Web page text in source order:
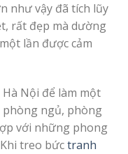
như vậy đã tích lũy
rất đẹp mà dường
lần được cảm
Nội để làm một
ngủ, phòng
với những phong
treo bứctranh